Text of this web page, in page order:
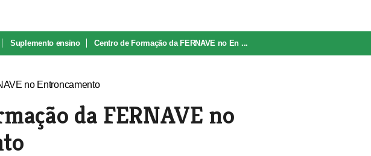
Suplemento ensino Centro de Formação da FERNAVE no En ...
da FERNAVE no